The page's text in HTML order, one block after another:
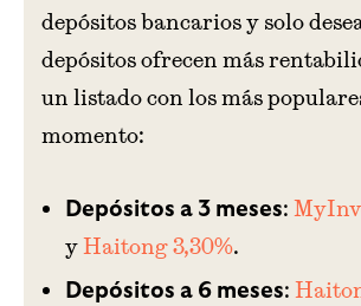
depósitos bancarios y solo
depósitos ofrecen más
un listado con los más
momento:
Depósitos a 3 meses:
yHaitong 3,30%.
Depósitos a 6 meses: